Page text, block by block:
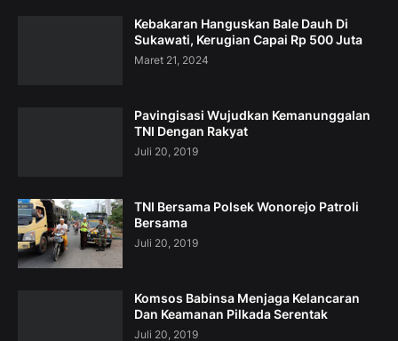
Kebakaran Hanguskan Bale Dauh Di
Sukawati, Kerugian Capai Rp 500 Juta
Maret 21, 2024
Pavingisasi Wujudkan Kemanunggalan
TNI Dengan Rakyat
Juli 20, 2019
TNI Bersama Polsek Wonorejo Patroli
Bersama
Juli 20, 2019
Komsos Babinsa Menjaga Kelancaran
Dan Keamanan Pilkada Serentak
Juli 20, 2019